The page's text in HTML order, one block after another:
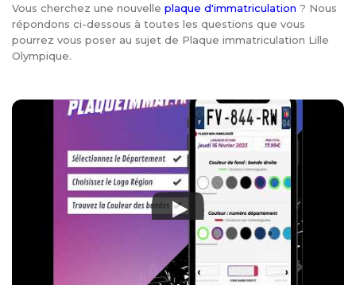
Vous cherchez une nouvelle plaque d'immatriculation ? Nous
répondons ci-dessous à toutes les questions que vous
pourrez vous poser au sujet de Plaque immatriculation Lille
Olympique.